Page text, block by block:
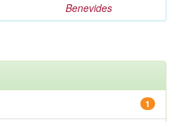
Benevides
1